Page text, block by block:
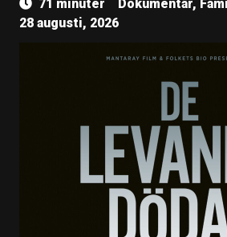
71 minuter Dokumentär,
28 augusti, 2026